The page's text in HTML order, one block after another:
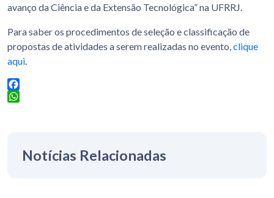
avanço da Ciência e da Extensão Tecnológica” na UFRRJ.
Para saber os procedimentos de seleção e classificação de
propostas de atividades a serem realizadas no evento, clique
aqui
Facebook
Notícias Relacionadas